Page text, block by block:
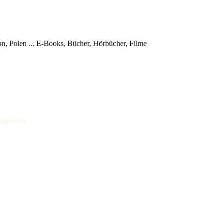
Polen ... E-Books, Bücher, Hörbücher, Filme